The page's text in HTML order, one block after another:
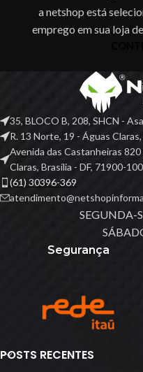
a netshop está
emprego em sua loja
35, BLOCO B, 208, SHCN -
R. 13 Norte, 19 - Águas
Avenida das Castanheiras
Claras, Brasília - DF, 71900-100
(61) 30396-369
SEGUNDA-
Segurança
POSTS RECENTES